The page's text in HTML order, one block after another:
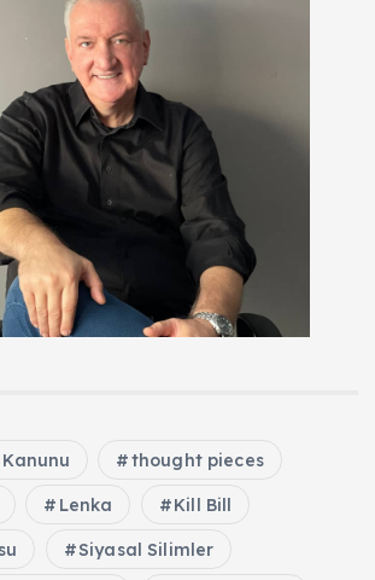
thought pieces
Lenka Kill Bill
Siyasal Silimler